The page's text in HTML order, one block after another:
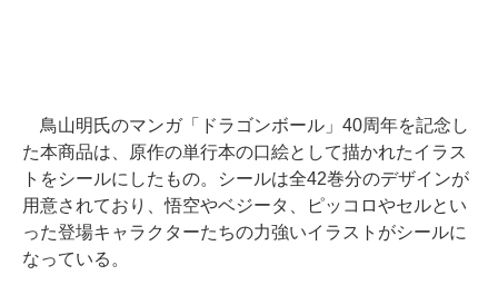
鳥山明氏のマンガ「ドラゴンボール」40周年を記念し
た本商品は、原作の単行本の口絵として描かれたイラス
トをシールにしたもの。シールは全42巻分のデザインが
用意されており、悟空やベジータ、ピッコロやセルとい
った登場キャラクターたちの力強いイラストがシールに
なっている。